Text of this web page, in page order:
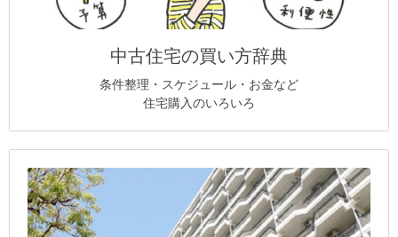
中古住宅の買い方辞典
条件整理・スケジュール・お金など
住宅購入のいろいろ